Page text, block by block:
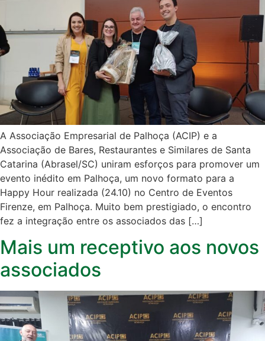
A Associação Empresarial de Palhoça (ACIP) e a
Associação de Bares, Restaurantes e Similares de Santa
Catarina (Abrasel/SC) uniram esforços para promover um
evento inédito em Palhoça, um novo formato para a
Happy Hour realizada (24.10) no Centro de Eventos
Firenze, em Palhoça. Muito bem prestigiado, o encontro
fez a integração entre os associados das […]
Mais um receptivo aos novos
associados